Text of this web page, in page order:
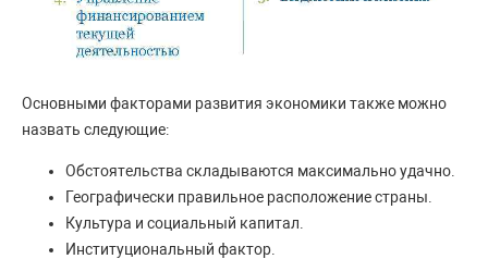
Основными факторами развития экономики также можно
назвать следующие:
Обстоятельства складываются максимально удачно.
Географически правильное расположение страны.
Культура и социальный капитал.
Институциональный фактор.